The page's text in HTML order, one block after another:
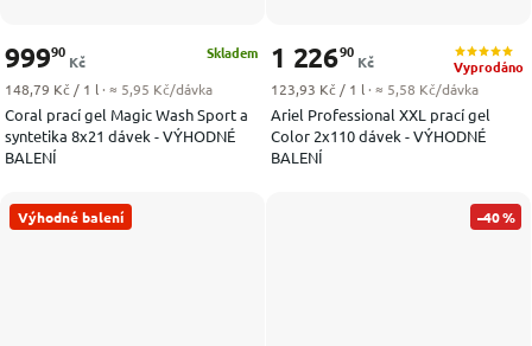
Coral prací gel Magic Wash Sport a
syntetika 8x21 dávek - VÝHODNÉ
BALENÍ
Skladem
99990
Kč
Měrná cena:
148,79 Kč / 1 l · ≈ 5,95 Kč/dávka
Ariel Professional XXL prací gel
Color 2x110 dávek - VÝHODNÉ
BALENÍ
Vyprodáno
1 22690
Kč
Měrná cena:
123,93 Kč / 1 l · ≈ 5,58 Kč/dávka
Výhodné balení –40 %